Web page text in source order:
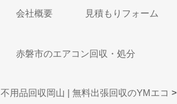
会社概要 見積もりフォーム
赤磐市のエアコン回収・処分
不用品回収岡山 | 無料出張回収のYMエコ >